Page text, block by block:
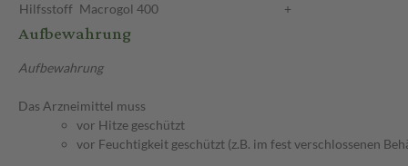
Hilfsstoff Macrogol 400 +
Aufbewahrung
Aufbewahrung
Das Arzneimittel muss
vor Hitze geschützt
vor Feuchtigkeit geschützt (z.B. im fest verschlossenen